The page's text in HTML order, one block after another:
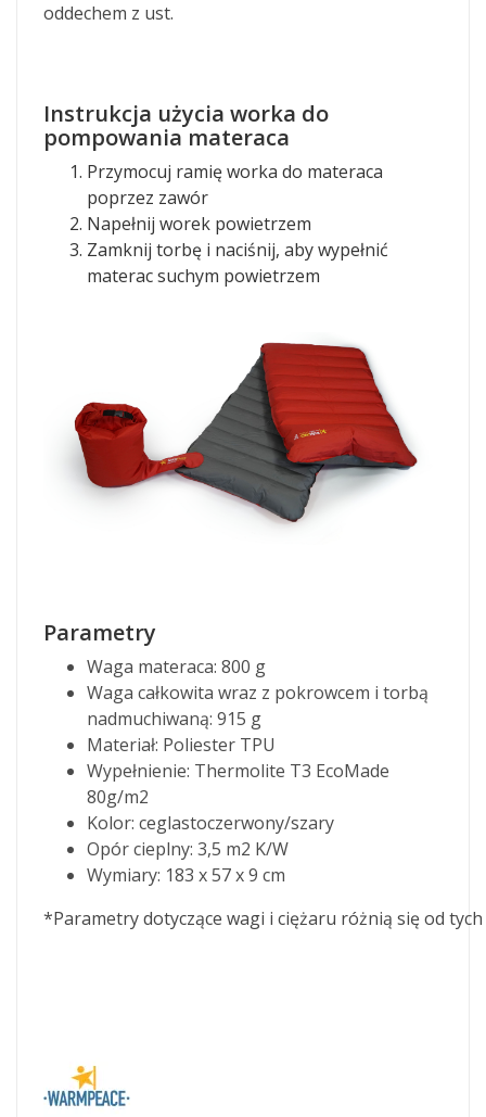
oddechem z ust.
Instrukcja użycia worka do
pompowania materaca
Przymocuj ramię worka do materaca
poprzez zawór
Napełnij worek powietrzem
Zamknij torbę i naciśnij, aby wypełnić
materac suchym powietrzem
Parametry
Waga materaca: 800 g
Waga całkowita wraz z pokrowcem i torbą
nadmuchiwaną: 915 g
Materiał: Poliester TPU
Wypełnienie: Thermolite T3 EcoMade
80g/m2
Kolor: ceglastoczerwony/szary
Opór cieplny: 3,5 m2 K/W
Wymiary: 183 x 57 x 9 cm
*Parametry dotyczące wagi i ciężaru różnią się od